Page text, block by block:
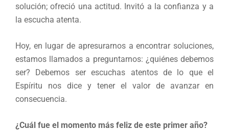
solución; ofreció una actitud. Invitó a la confianza y a
la escucha atenta.
Hoy, en lugar de apresurarnos a encontrar soluciones,
estamos llamados a preguntarnos: ¿quiénes debemos
ser? Debemos ser escuchas atentos de lo que el
Espíritu nos dice y tener el valor de avanzar en
consecuencia.
¿Cuál fue el momento más feliz de este primer año?